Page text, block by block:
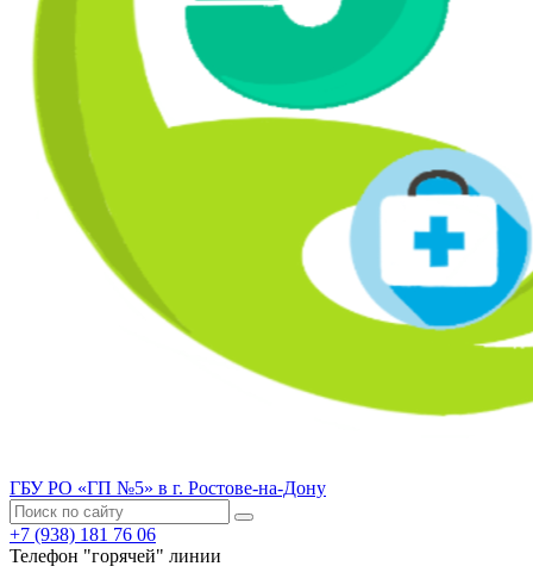
ГБУ РО «ГП №5» в г. Ростове-на-Дону
+7 (938) 181 76 06
Телефон "горячей" линии